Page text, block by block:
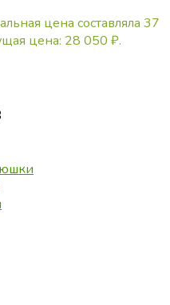
цена составляла 37
цена: 28 050 ₽.